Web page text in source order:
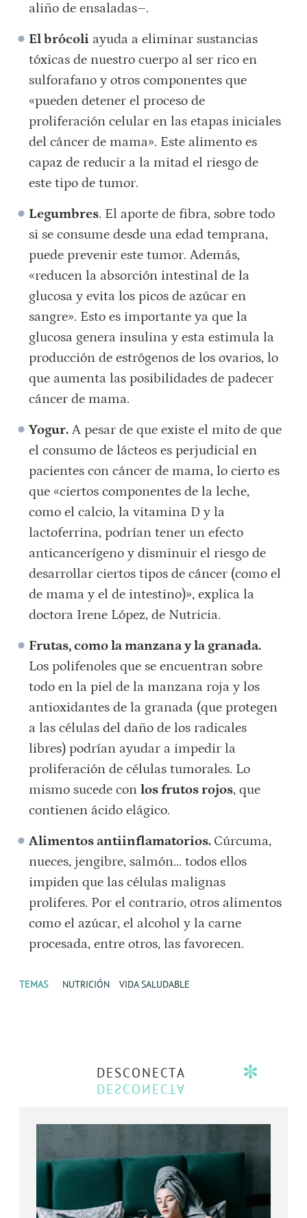
aliño de ensaladas–.
El brócoli ayuda a eliminar sustancias
tóxicas de nuestro cuerpo al ser rico en
sulforafano y otros componentes que
«pueden detener el proceso de
proliferación celular en las etapas iniciales
del cáncer de mama». Este alimento es
capaz de reducir a la mitad el riesgo de
este tipo de tumor.
Legumbres. El aporte de fibra, sobre todo
si se consume desde una edad temprana,
puede prevenir este tumor. Además,
«reducen la absorción intestinal de la
glucosa y evita los picos de azúcar en
sangre». Esto es importante ya que la
glucosa genera insulina y esta estimula la
producción de estrógenos de los ovarios, lo
que aumenta las posibilidades de padecer
cáncer de mama.
Yogur. A pesar de que existe el mito de que
el consumo de lácteos es perjudicial en
pacientes con cáncer de mama, lo cierto es
que «ciertos componentes de la leche,
como el calcio, la vitamina D y la
lactoferrina, podrían tener un efecto
anticancerígeno y disminuir el riesgo de
desarrollar ciertos tipos de cáncer (como el
de mama y el de intestino)», explica la
doctora Irene López, de Nutricia.
Frutas, como la manzana y la granada.
Los polifenoles que se encuentran sobre
todo en la piel de la manzana roja y los
antioxidantes de la granada (que protegen
a las células del daño de los radicales
libres) podrían ayudar a impedir la
proliferación de células tumorales. Lo
mismo sucede conlos frutos rojos, que
contienen ácido elágico.
Alimentos antiinflamatorios. Cúrcuma,
nueces, jengibre, salmón… todos ellos
impiden que las células malignas
proliferes. Por el contrario, otros alimentos
como el azúcar, el alcohol y la carne
procesada, entre otros, las favorecen.
TEMAS NUTRICIÓN VIDA SALUDABLE
DESCONECTA